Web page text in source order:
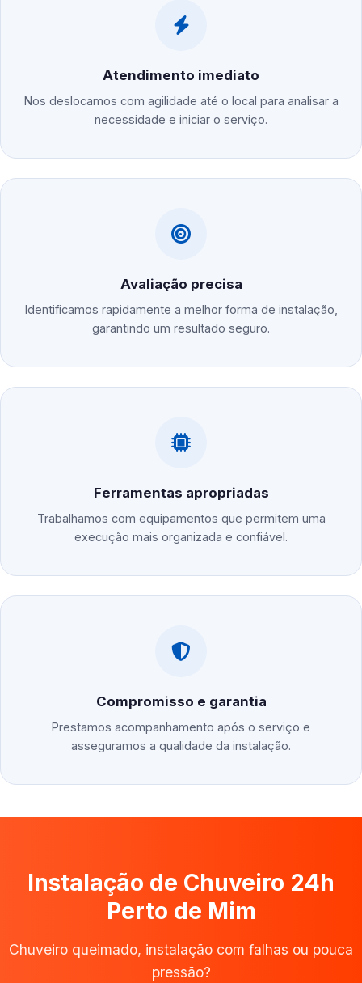
Atendimento imediato
Nos deslocamos com agilidade até o local para analisar a
necessidade e iniciar o serviço.
Avaliação precisa
Identificamos rapidamente a melhor forma de instalação,
garantindo um resultado seguro.
Ferramentas apropriadas
Trabalhamos com equipamentos que permitem uma
execução mais organizada e confiável.
Compromisso e garantia
Prestamos acompanhamento após o serviço e
asseguramos a qualidade da instalação.
Instalação de Chuveiro 24h
Perto de Mim
Chuveiro queimado, instalação com falhas ou pouca
pressão?